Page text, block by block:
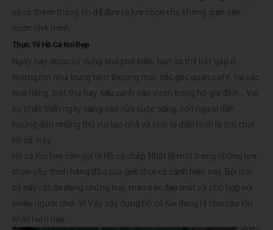
sẽ có thêm thông tin để đưa ra lựa chọn cho không gian sân
vườn nhà mình.
Thực Tế Hồ Cá Koi Đẹp
Ngày nay được sử dụng khá phổ biến, bạn có thể bắt gặp ở
những nơi như trung tâm thượng mại, các góc quán cafe, tại các
nhà hàng, biệt thự hay tiểu cảnh sân vườn trong hộ gia đình… Với
sự phát triển ngày càng cao của cuộc sống, con người dần
hướng đến những thú vui tao nhã và tinh tế điển hình là thú chơi
hồ cá này.
Hồ cá Koi hay còn gọi là Hồ cá chép Nhật là một trong những lựa
chọn yêu thích hàng đầu của giới chơi cá cảnh hiện nay. Bởi loài
cá này rất đa dạng chủng loại, màu sắc đẹp mắt và phù hợp với
nhiều người chơi. Vì Vậy xây dựng hồ cá Koi đang là nhu cầu lớn
nhất hiện nay.